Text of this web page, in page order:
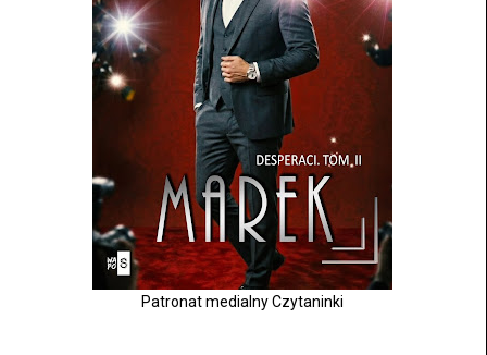
Patronat medialny Czytaninki